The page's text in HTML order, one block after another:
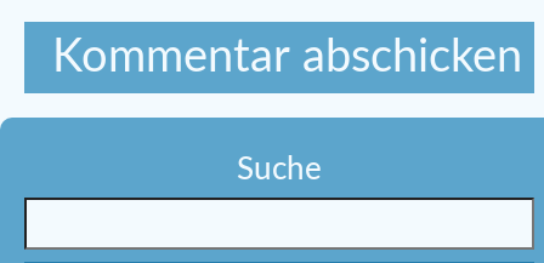
Suche